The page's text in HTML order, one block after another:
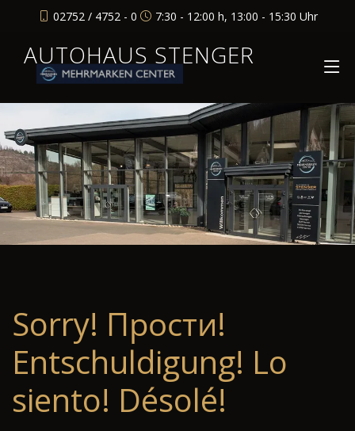
02752 / 4752 - 0 7:30 - 12:00 h, 13:00 - 15:30 Uhr
AUTOHAUS STENGER
Sorry! Прости!
Entschuldigung! Lo
siento! Désolé!